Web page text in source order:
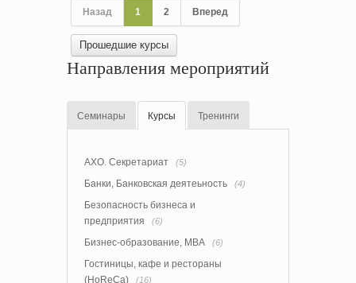
Назад 1 2 Вперед
Прошедшие курсы
Направления мероприятий
Семинары Курсы Тренинги
АХО. Секретариат (5)
Банки, Банковская деятеьность (4)
Безопасность бизнеса и
предприятия
(6)
Бизнес-образование, MBA (6)
Гостиницы, кафе и рестораны
(HoReCa)
(16)